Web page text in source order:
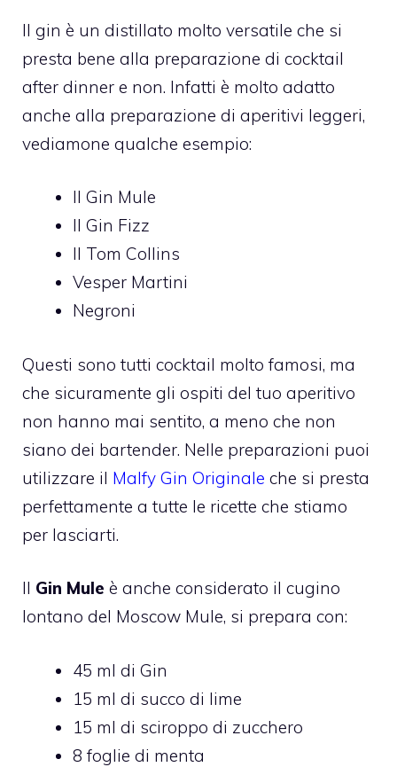
Il gin è un distillato molto versatile che si
presta bene alla preparazione di cocktail
after dinner e non. Infatti è molto adatto
anche alla preparazione di aperitivi leggeri,
vediamone qualche esempio:
Il Gin Mule
Il Gin Fizz
Il Tom Collins
Vesper Martini
Negroni
Questi sono tutti cocktail molto famosi, ma
che sicuramente gli ospiti del tuo aperitivo
non hanno mai sentito, a meno che non
siano dei bartender. Nelle preparazioni puoi
utilizzare il Malfy Gin Originale che si presta
perfettamente a tutte le ricette che stiamo
per lasciarti.
Il Gin Mule è anche considerato il cugino
lontano del Moscow Mule, si prepara con:
45 ml di Gin
15 ml di succo di lime
15 ml di sciroppo di zucchero
8 foglie di menta